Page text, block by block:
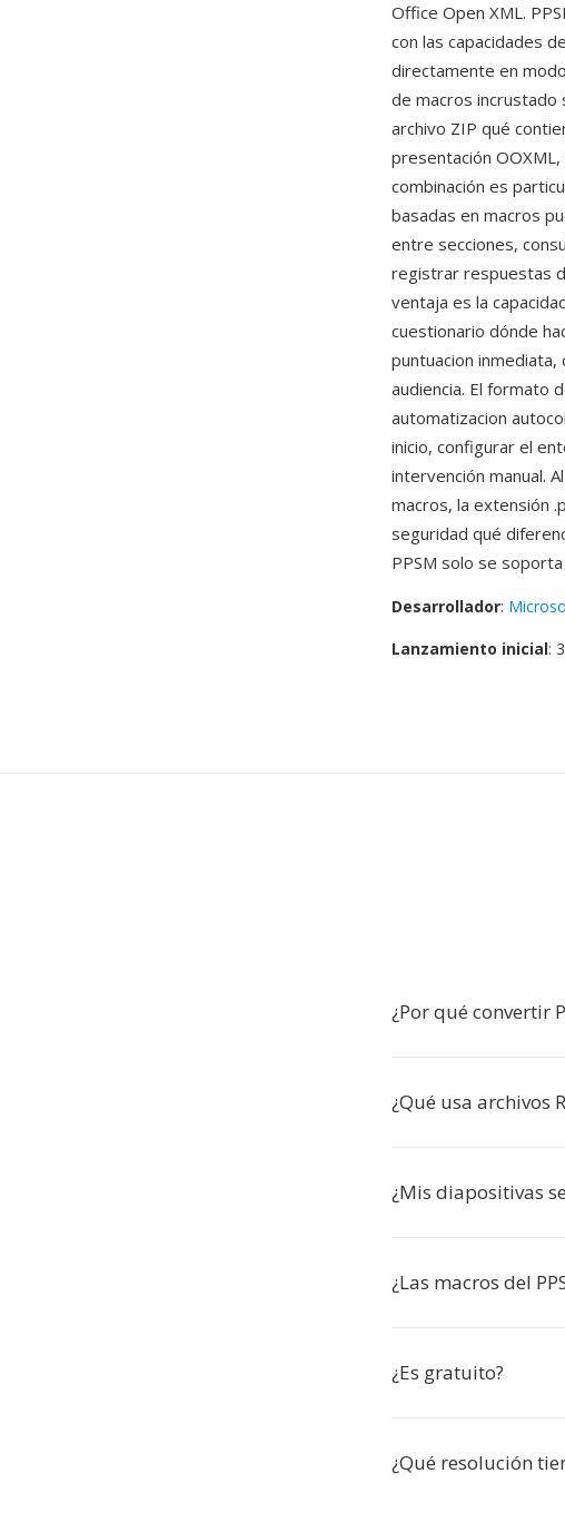
Office Open XML.
con las capacidades
directamente en
de macros
archivo ZIP qué
presentación
combinación es
basadas en macros
entre secciones,
registrar respuestas
ventaja es la
cuestionario dónde
puntuacion
audiencia. El formato
automatizacion
inicio, configurar el
intervención manual.
macros, la extensión
seguridad qué
PPSM solo se
Desarrollador:
Lanzamiento inicial:
¿Por qué convertir
¿Qué usa archivos
¿Mis diapositivas
¿Las macros del
¿Es gratuito?
¿Qué resolución